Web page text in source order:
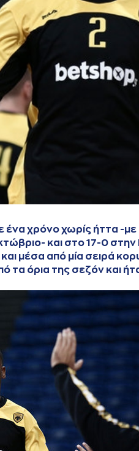
ένα χρόνο χωρίς ήττα -
και στο 17-0
μέσα από μία σειρά
τα όρια της σεζόν και